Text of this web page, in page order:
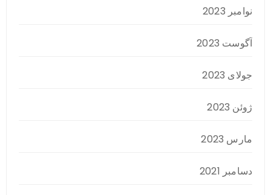
نوامبر 2023
آگوست 2023
جولای 2023
ژوئن 2023
مارس 2023
دسامبر 2021